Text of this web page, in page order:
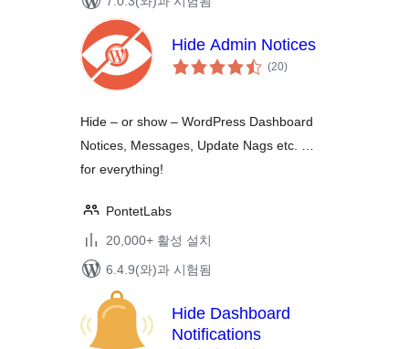
Hide Admin Notices
(20전
체)
Hide – or show – WordPress Dashboard
Notices, Messages, Update Nags etc. …
for everything!
PontetLabs
20,000+ 활성 설치
6.4.9(와)과 시험됨
Hide Dashboard
Notifications